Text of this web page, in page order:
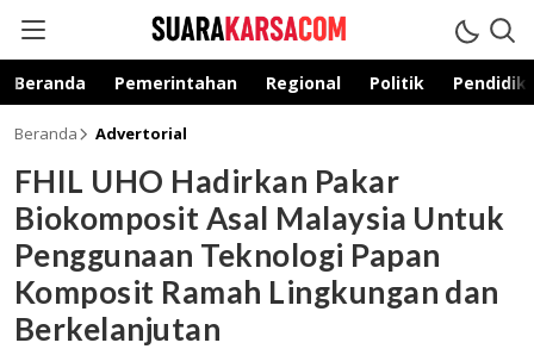
suarakarsa.com
Informasi terpercaya
Beranda Pemerintahan Regional Politik
Beranda Advertorial
FHIL UHO Hadirkan Pakar
Biokomposit Asal Malaysia Untuk
Penggunaan Teknologi Papan
Komposit Ramah Lingkungan dan
Berkelanjutan